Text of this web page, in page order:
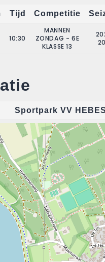
Tijd Competitie
10:30
MANNEN
ZONDAG - 6E
KLASSE 13
Sportpark VV HEBES